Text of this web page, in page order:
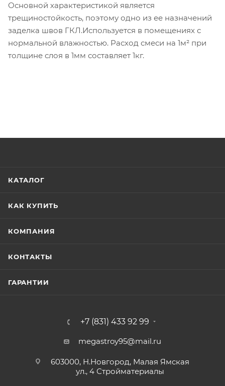
Основной характеристикой является
трещиностойкость, поэтому одно из ее назначений
заделка швов ГКЛ.Используется в помещениях с
нормальной влажностью. Расход смеси на 1м² при
толщине слоя в 1мм составляет 1кг.
КАТАЛОГ
КАК КУПИТЬ
КОМПАНИЯ
КОНТАКТЫ
ГАРАНТИИ
+7 (831) 433 92 99
megastroy95@mail.ru
603000, Н.Новгород, Малая Ямская
ул., 4 Стройматериалы